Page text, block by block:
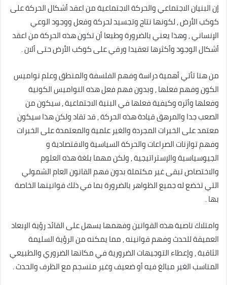
إن البنيان الاجتماعي والحركة الاجتماعية من اعقد أشكال الحركة على
كوكب الأرض , لكونها نتاج وتجسيد لحركة وفعل ووجود الوعي
الإنساني , وهذا يعني بالضرورة وطبعا أن تكون هذه الحركة من اعقد
أشكال الوجود وأكثرها تعقيدا ورقي على كوكب الأرض حتى ألان .
من هنا تأتي أهمية دراسة وفهم الفلسفة والمنطق وعلم نواميس
الكون وفهم فعلها , وبدون فهم فعل هذه النواميس الكونية
وفعلها وأثره وكيفية فعلها في البنية الاجتماعية , سيكون من
الصعب جدا والمرهق قيادة هذه الحركة , قد تقاد ولكن هذا سيكون
معتمد على الخبرات المجردة والغير علمية والمعتمدة على الخبرات
وفهم توازنات الصراعات والحركة السياسية والاقتصادية و
الجيوسياسية والإستراتيجية , ولكن مهما بلغة هذه العلوم
والاختصاص تبقى غير مكتملة بدون فهم القانون العام الشمولي
التي تخضع له جميع الظواهر بالضرورة بما في ذلك قوانينها الخاصة
بها .
وامتلاك ناصية هذه القوانين وفهمها يسهل على القائد رؤية الإبعاد
العميقة للحدث وفهم قوانينه , مما يمكنه من الرؤية السليمة
الثاقبة , وإعطاء التوجيهات الضرورية في مكانها الضروري والطبيعي
المناسب الغير مبالغ فيه أو ضعيف وغير منسجم مع الظرف والحدث .